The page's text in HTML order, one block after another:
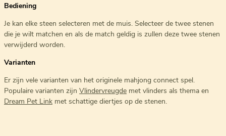
Bediening
Je kan elke steen selecteren met de muis. Selecteer de twee stenen
die je wilt matchen en als de match geldig is zullen deze twee stenen
verwijderd worden.
Varianten
Er zijn vele varianten van het originele mahjong connect spel.
Populaire varianten zijn Vlindervreugde met vlinders als thema en
Dream Pet Link met schattige diertjes op de stenen.